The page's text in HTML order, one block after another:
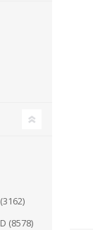
(8578)